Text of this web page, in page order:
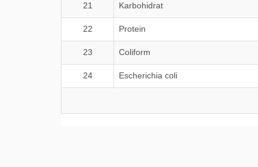
21 Karbohidrat
22 Protein
23 Coliform
24 Escherichia coli